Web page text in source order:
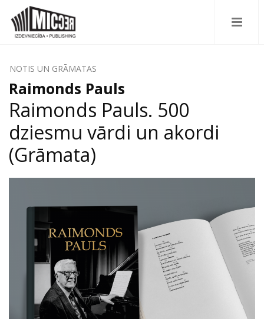
NOTIS UN GRĀMATAS
Raimonds Pauls
Raimonds Pauls. 500
dziesmu vārdi un akordi
(Grāmata)